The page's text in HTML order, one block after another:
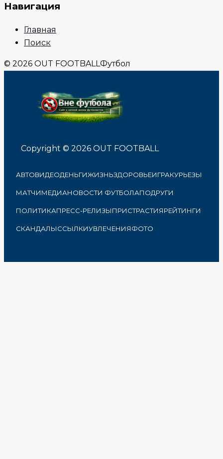
Навигация
Главная
Поиск
© 2026 OUT FOOTBALLФутбол
Copyright © 2026 OUT FOOTBALL
АВТОВИДЕОДЕНЬГИЖИЗНЬЗДОРОВЬЕИГРАКУРЬЕЗЫ
МАТЧИМЕДИАНОВОСТИ ФУТБОЛАПОДРУГИ
ПОЛИТИКАПРЕСС-РЕЛИЗЫПРИСТРАСТИЯРЕЙТИНГИ
СКАНДАЛЫССЫЛКИУВЛЕЧЕНИЯФОТО